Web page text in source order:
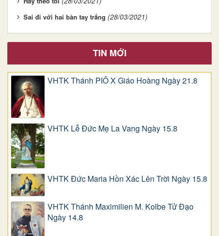
Sai đi với hai bàn tay trắng (28/03/2021)
TIN MỚI
VHTK Thánh PIÔ X Giáo Hoàng Ngày 21.8
VHTK Lễ Đức Mẹ La Vang Ngày 15.8
VHTK Đức Maria Hồn Xác Lên Trời Ngày 15.8
VHTK Thánh Maximilien M. Kolbe Tử Đạo
Ngày 14.8